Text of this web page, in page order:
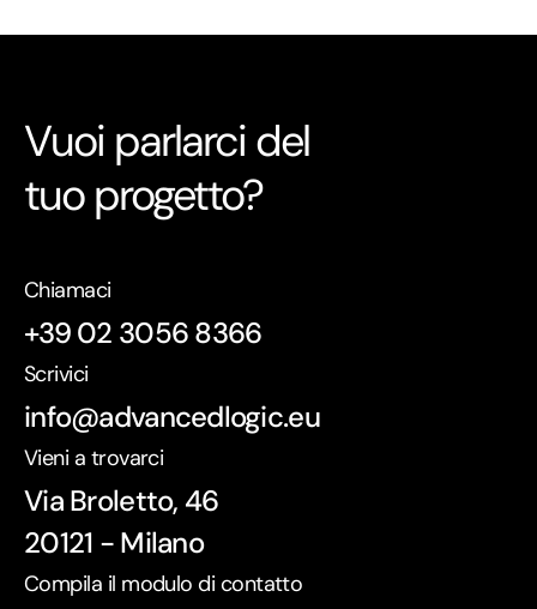
Vuoi parlarci del
tuo progetto?
Chiamaci
+39 02 3056 8366
Scrivici
info@advancedlogic.eu
Vieni a trovarci
Via Broletto, 46
20121 - Milano
Compila il modulo di contatto